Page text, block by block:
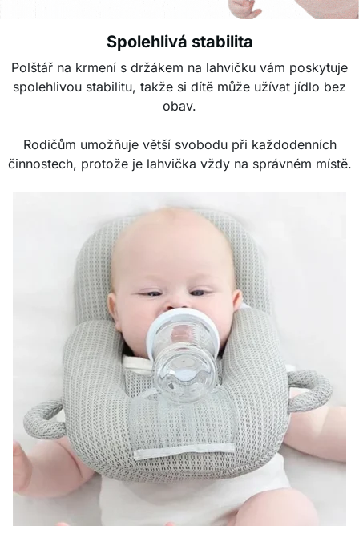
Spolehlivá stabilita
Polštář na krmení s držákem na lahvičku vám poskytuje
spolehlivou stabilitu, takže si dítě může užívat jídlo bez
obav.
Rodičům umožňuje větší svobodu při každodenních
činnostech, protože je lahvička vždy na správném místě.